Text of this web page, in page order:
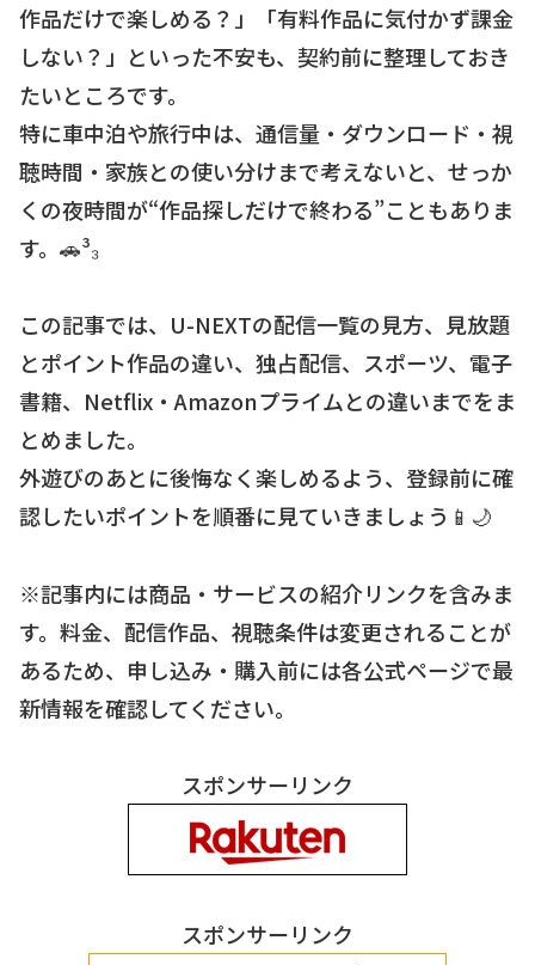
作品だけで楽しめる？」「有料作品に気付かず課金
しない？」といった不安も、契約前に整理しておき
たいところです。
特に車中泊や旅行中は、通信量・ダウンロード・視
聴時間・家族との使い分けまで考えないと、せっか
くの夜時間が“作品探しだけで終わる”こともありま
す。🚗³₃
この記事では、U-NEXTの配信一覧の見方、見放題
とポイント作品の違い、独占配信、スポーツ、電子
書籍、Netflix・Amazonプライムとの違いまでをま
とめました。
外遊びのあとに後悔なく楽しめるよう、登録前に確
認したいポイントを順番に見ていきましょう📱🌙
※記事内には商品・サービスの紹介リンクを含みま
す。料金、配信作品、視聴条件は変更されることが
あるため、申し込み・購入前には各公式ページで最
新情報を確認してください。
スポンサーリンク
スポンサーリンク